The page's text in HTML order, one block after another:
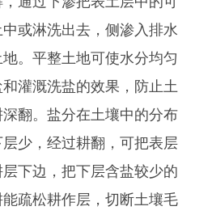
或淋洗出去，侧渗入排水
。平整土地可使水分均匀
灌溉洗盐的效果，防止土
翻。盐分在土壤中的分布
少，经过耕翻，可把表层
下边，把下层含盐较少的
疏松耕作层，切断土壤毛